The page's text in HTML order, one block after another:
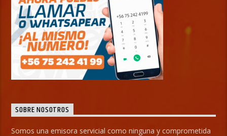
SOBRE NOSOTROS
Somos una emisora servicial como ninguna y comprometida